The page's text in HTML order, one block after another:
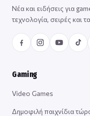
Νέα και ειδήσεις για
τεχνολογία, σειρές και
Gaming
Video Games
Δημοφιλή παιχνίδια